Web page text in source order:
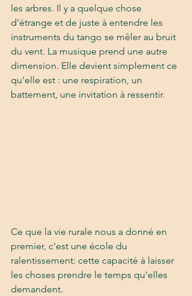
les arbres. Il y a quelque chose
d'étrange et de juste à entendre les
instruments du tango se mêler au bruit
du vent. La musique prend une autre
dimension. Elle devient simplement ce
qu'elle est : une respiration, un
battement, une invitation à ressentir.
Ce que la vie rurale nous a donné en
premier, c'est une école du
ralentissement: cette capacité à laisser
les choses prendre le temps qu'elles
demandent.